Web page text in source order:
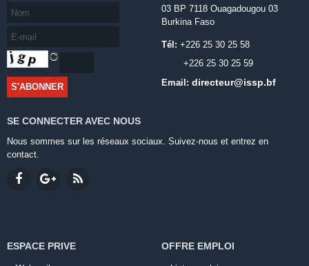
03 BP 7118 Ouagadougou 03
Burkina Faso
Tél: +226 25 30 25 58
+226 25 30 25 59
Email: directeur@issp.bf
SE CONNECTER AVEC NOUS
Nous sommes sur les réseaux sociaux. Suivez-nous et entrez en
contact.
ESPACE PRIVE OFFRE EMPLOI